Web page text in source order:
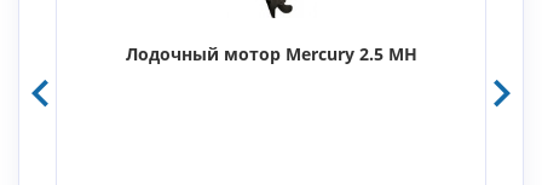
Лодочный мотор Mercury 2.5 MH